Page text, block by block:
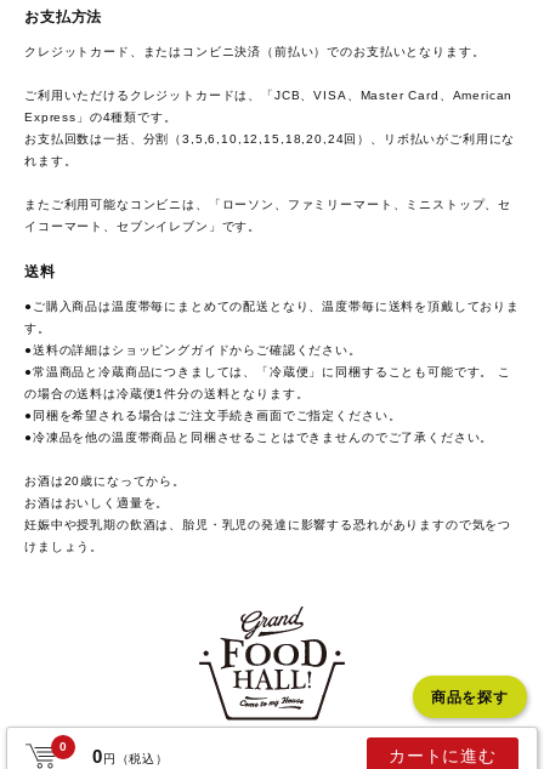
お支払方法
クレジットカード、またはコンビニ決済（前払い）でのお支払いとなります。
ご利用いただけるクレジットカードは、「JCB、VISA、Master Card、American
Express」の4種類です。
お支払回数は一括、分割（3,5,6,10,12,15,18,20,24回）、リボ払いがご利用にな
れます。
またご利用可能なコンビニは、「ローソン、ファミリーマート、ミニストップ、セ
イコーマート、セブンイレブン」です。
送料
●ご購入商品は温度帯毎にまとめての配送となり、温度帯毎に送料を頂戴しておりま
す。
●送料の詳細は ショッピングガイドからご確認ください。
●常温商品と冷蔵商品につきましては、「冷蔵便」に同梱することも可能です。 こ
の場合の送料は冷蔵便1件分の送料となります。
●同梱を希望される場合はご注文手続き画面でご指定ください。
●冷凍品を他の温度帯商品と同梱させることはできませんのでご了承ください。
お酒は20歳になってから。
お酒はおいしく適量を。
妊娠中や授乳期の飲酒は、胎児・乳児の発達に影響する恐れがありますので気をつ
けましょう。
COPYRIGHT GRAND FOOD HALL. ALL RIGHTS RESERVED.
商品を探す
0 0円（税込） カートに進む